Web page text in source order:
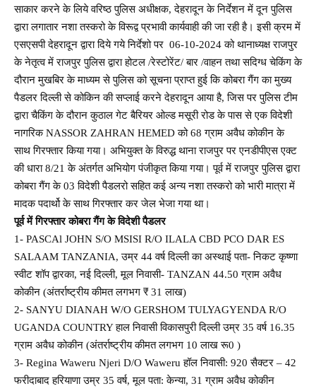
साकार करने के लिये वरिष्ठ पुलिस अधीक्षक, देहरादून के निर्देशन में दून पुलिस
द्वारा लगातार नशा तस्करो के विरूद्व प्रभावी कार्यवाही की जा रही है। इसी क्रम में
एसएसपी देहरादून द्वारा दिये गये निर्देशो पर 06-10-2024 को थानाध्यक्ष राजपुर
के नेतृत्व में राजपुर पुलिस द्वारा होटल /रेस्टोरेंट/ बार /वाहन तथा सदिग्ध चेकिंग के
दौरान मुखबिर के माध्यम से पुलिस को सूचना प्राप्त हुई कि कोबरा गैंग का मुख्य
पैडलर दिल्ली से कोकिन की सप्लाई करने देहरादून आया है, जिस पर पुलिस टीम
द्वारा चैकिंग के दौरान कुठाल गेट बैरियर ओल्ड मसूरी रोड के पास से एक विदेशी
नागरिक NASSOR ZAHRAN HEMED को 68 ग्राम अवैध कोकीन के
साथ गिरफ्तार किया गया। अभियुक्त के विरुद्ध थाना राजपुर पर एनडीपीएस एक्ट
की धारा 8/21 के अंतर्गत अभियोग पंजीकृत किया गया। पूर्व में राजपुर पुलिस द्वारा
कोबरा गैंग के 03 विदेशी पैडलरो सहित कई अन्य नशा तस्करो को भारी मात्रा में
मादक पदार्थो के साथ गिरफ्तार कर जेल भेजा गया था।
पूर्व में गिरफ्तार कोबरा गैंग के विदेशी पैडलर
1- PASCAl JOHN S/O MSISI R/O ILALA CBD PCO DAR ES
SALAAM TANZANIA, उम्र 44 वर्ष दिल्ली का अस्थाई पता- निकट कृष्णा
स्वीट शॉप द्वारका, नई दिल्ली, मूल निवासी- TANZAN 44.50 ग्राम अवैध
कोकीन (अंतर्राष्ट्रीय कीमत लगभग ₹ 31 लाख)
2- SANYU DIANAH W/O GERSHOM TULYAGYENDA R/O
UGANDA COUNTRY हाल निवासी विकासपुरी दिल्ली उम्र 35 वर्ष 16.35
ग्राम अवैध कोकीन (अंतर्राष्ट्रीय कीमत लगभग 10 लाख रू0 )
3- Regina Waweru Njeri D/O Waweru हॉल निवासी: 920 सैक्टर – 42
फरीदाबाद हरियाणा उम्र 35 वर्ष, मूल पता: केन्या, 31 ग्राम अवैध कोकीन